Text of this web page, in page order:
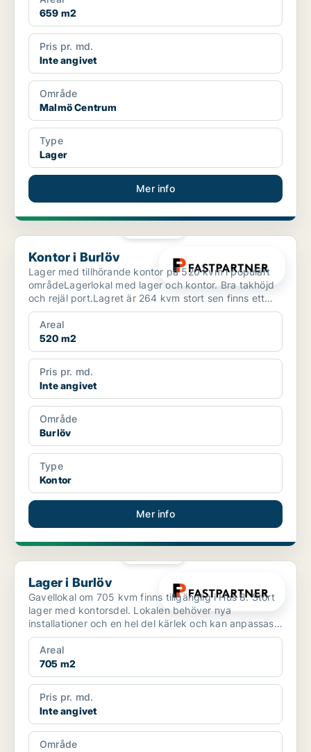
659 m2
Pris pr. md.
Inte angivet
Område
Malmö Centrum
Type
Lager
Mer info
Kontor i Burlöv
Kontor i Burlöv
Lager med tillhörande kontor på 520 kvm i populärt
områdeLagerlokal med lager och kontor. Bra takhöjd
och rejäl port.Lagret är 264 kvm stort sen finns ett
sk...
Areal
520 m2
Pris pr. md.
Inte angivet
Område
Burlöv
Type
Kontor
Mer info
Lager i Burlöv
Lager i Burlöv
Gavellokal om 705 kvm finns tillgänglig i Hus 8. Stort
lager med kontorsdel. Lokalen behöver nya
installationer och en hel del kärlek och kan anpassas
efter ...
Areal
705 m2
Pris pr. md.
Inte angivet
Område